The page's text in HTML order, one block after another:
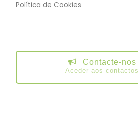
Política de Cookies
Contacte-nos
Aceder aos contactos